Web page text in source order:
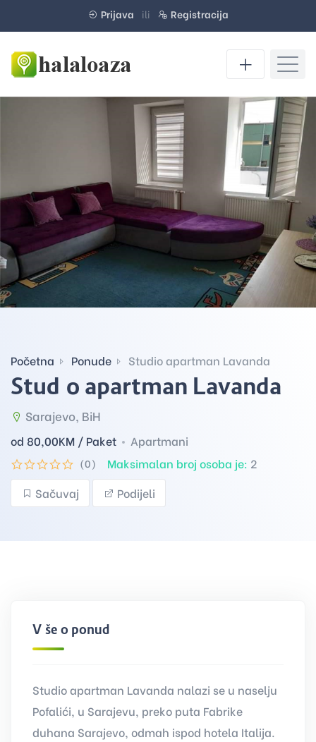
Prijava ili Registracija
Početna Ponude Studio apartman Lavanda
Studio apartman Lavanda
Sarajevo, BiH
od 80,00KM / Paket Apartmani
(0) Maksimalan broj osoba je: 2
Sačuvaj
Podijeli
Više o ponudi
Studio apartman Lavanda nalazi se u naselju
Pofalići, u Sarajevu, preko puta Fabrike
duhana Sarajevo, odmah ispod hotela Italija.